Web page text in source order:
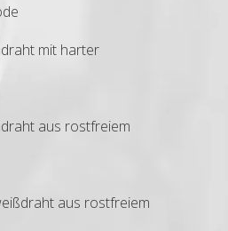
mit harter
aus rostfreiem
aus rostfreiem